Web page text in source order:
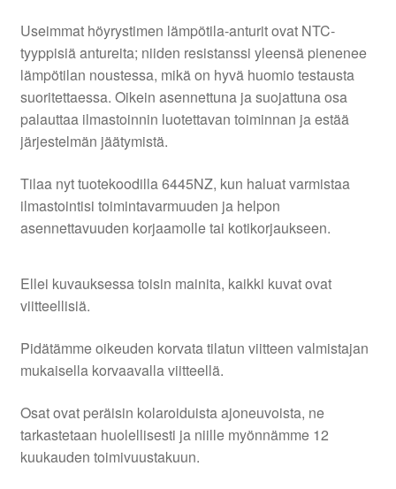
Useimmat höyrystimen lämpötila-anturit ovat NTC-
tyyppisiä antureita; niiden resistanssi yleensä pienenee
lämpötilan noustessa, mikä on hyvä huomio testausta
suoritettaessa. Oikein asennettuna ja suojattuna osa
palauttaa ilmastoinnin luotettavan toiminnan ja estää
järjestelmän jäätymistä.
Tilaa nyt tuotekoodilla 6445NZ, kun haluat varmistaa
ilmastointisi toimintavarmuuden ja helpon
asennettavuuden korjaamolle tai kotikorjaukseen.
Ellei kuvauksessa toisin mainita, kaikki kuvat ovat
viitteellisiä.
Pidätämme oikeuden korvata tilatun viitteen valmistajan
mukaisella korvaavalla viitteellä.
Osat ovat peräisin kolaroiduista ajoneuvoista, ne
tarkastetaan huolellisesti ja niille myönnämme 12
kuukauden toimivuustakuun.